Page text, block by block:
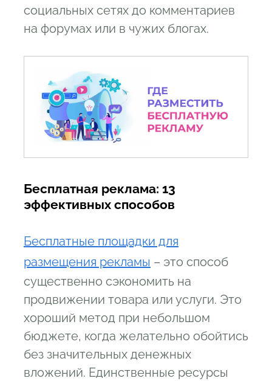
Как рассчитать стоимость
размещения рекламного баннера на
Как узнать базовую цену рекламы
на сайте?
Стоимость размещения баннера на
сайте - просмотры
Стоимость размещения баннера на
сайте - за клик
сайте
социальных сетях до комментариев
на форумах или в чужих блогах.
Бесплатная реклама: 13
эффективных способов
Бесплатные площадки для
размещения рекламы – это способ
существенно сэкономить на
продвижении товара или услуги. Это
хороший метод при небольшом
бюджете, когда желательно обойтись
без значительных денежных
вложений. Единственные ресурсы